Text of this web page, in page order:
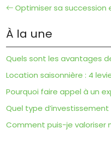
Optimiser sa
À la une
Quels sont les avantages
Location saisonnière : 4
Pourquoi faire appel à un
Quel type
Comment puis-je valoriser